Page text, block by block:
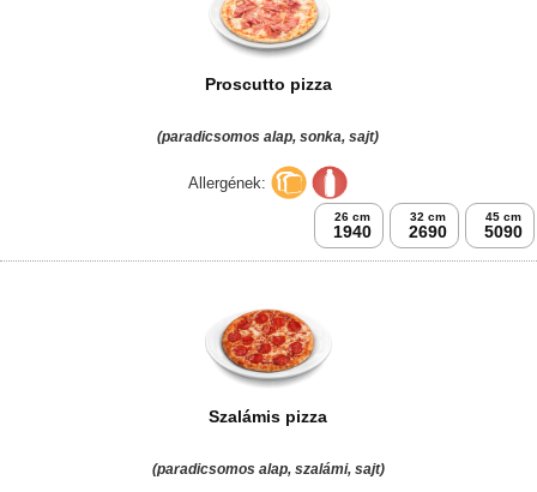
Proscutto pizza
(paradicsomos alap, sonka, sajt)
Allergének:
26 cm
1940
32 cm
2690
45 cm
5090
Szalámis pizza
(paradicsomos alap, szalámi, sajt)